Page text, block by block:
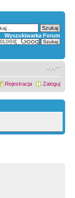
Wyszukiwarka Forum
Rejestracja Zaloguj